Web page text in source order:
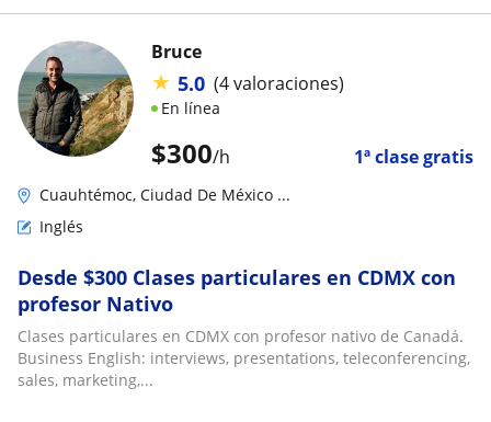
$300/h 1ª clase gratis
Bruce
★ 5.0 (4 valoraciones)
En línea
Cuauhtémoc, Ciudad De México ...
Inglés
Desde $300 Clases particulares en CDMX con
profesor Nativo
Clases particulares en CDMX con profesor nativo de Canadá.
Business English: interviews, presentations, teleconferencing,
sales, marketing,...